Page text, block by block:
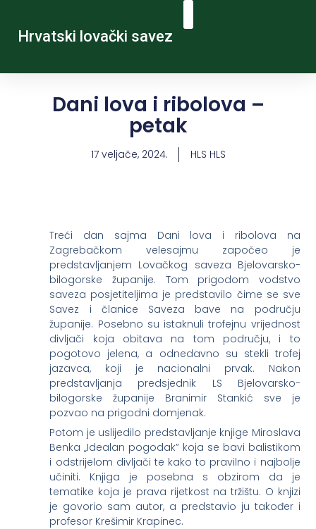
Hrvatski lovački savez
Dani lova i ribolova –
petak
17 veljače, 2024. HLS HLS
Treći dan sajma Dani lova i ribolova na
Zagrebačkom velesajmu započeo je
predstavljanjem Lovačkog saveza Bjelovarsko-
bilogorske županije. Tom prigodom vodstvo
saveza posjetiteljima je predstavilo čime se sve
Savez i članice Saveza bave na području
županije. Posebno su istaknuli trofejnu vrijednost
divljači koja obitava na tom području, i to
pogotovo jelena, a odnedavno su stekli trofej
jazavca, koji je nacionalni prvak. Nakon
predstavljanja predsjednik LS Bjelovarsko-
bilogorske županije Branimir Stankić sve je
pozvao na prigodni domjenak.
Potom je uslijedilo predstavljanje knjige Miroslava
Benka „Idealan pogodak” koja se bavi balistikom
i odstrijelom divljači te kako to pravilno i najbolje
učiniti. Knjiga je posebna s obzirom da je
tematike koja je prava rijetkost na tržištu. O knjizi
je govorio sam autor, a predstavio ju također i
profesor Krešimir Krapinec.